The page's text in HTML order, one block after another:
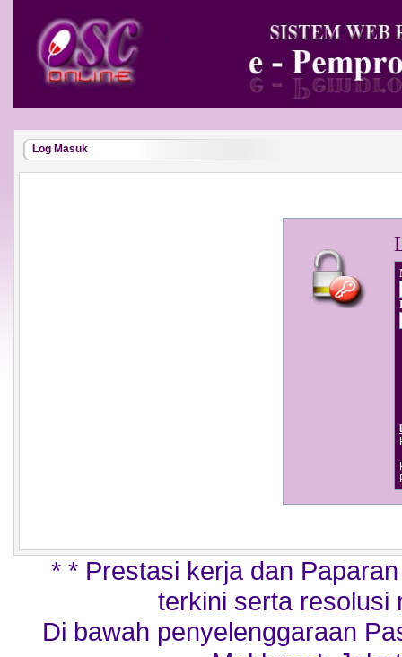
Log Masuk
* * Prestasi kerja dan
terkini serta resolusi
Di bawah penyelenggaraan